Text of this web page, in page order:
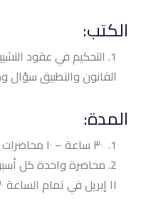
الكتب:
التحكيم في عقود
القانون والتطبيق سؤال
المدة:
١٠ محاضرات
محاضرة واحدة كل
١١ إبريل في تمام الساعة ٦:٣٠